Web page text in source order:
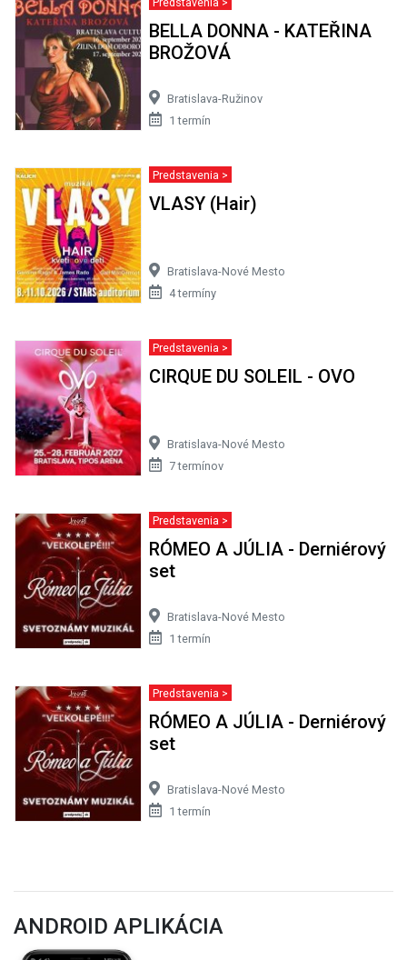
BELLA DONNA - KATEŘINA
BROŽOVÁ
Bratislava-Ružinov
1 termín
Predstavenia >
VLASY (Hair)
Bratislava-Nové Mesto
4 termíny
Predstavenia >
CIRQUE DU SOLEIL - OVO
Bratislava-Nové Mesto
7 termínov
Predstavenia >
RÓMEO A JÚLIA - Derniérový
set
Bratislava-Nové Mesto
1 termín
Predstavenia >
RÓMEO A JÚLIA - Derniérový
set
Bratislava-Nové Mesto
1 termín
ANDROID APLIKÁCIA